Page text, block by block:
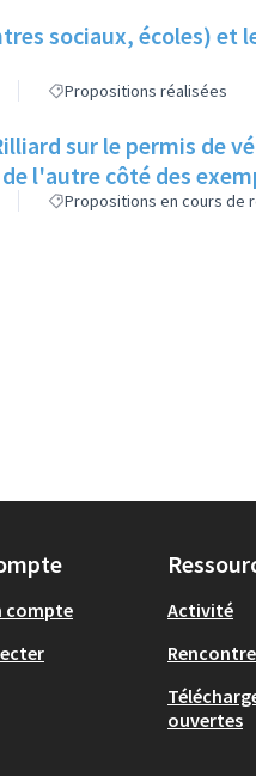
sociaux, écoles) et
Propositions réalisées
sur le permis de
l'autre côté des
Propositions en cours de
compte
Activité
ouvertes